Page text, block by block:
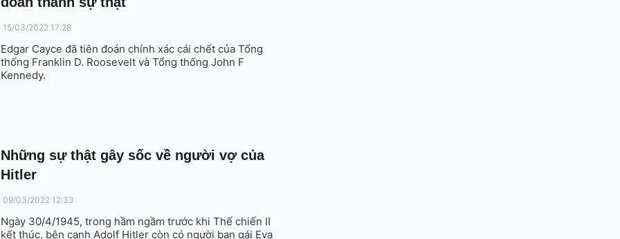
15/03/2022 17:28
Edgar Cayce đã tiên đoán chính xác cái chết của Tổng
thống Franklin D. Roosevelt và Tổng thống John F
Kennedy.
Những sự thật gây sốc về người vợ của
Hitler
09/03/2022 12:33
Ngày 30/4/1945, trong hầm ngầm trước khi Thế chiến II
kết thúc, bên cạnh Adolf Hitler còn có người bạn gái Eva